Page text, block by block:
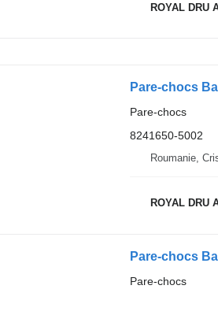
ROYAL DRU
Pare-chocs
Pare-chocs
8241650-5002
Roumanie,
ROYAL DRU
Pare-chocs